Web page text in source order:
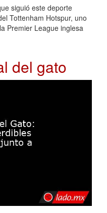
siguió este deporte
Tottenham Hotspur, uno
Premier League inglesa
del gato